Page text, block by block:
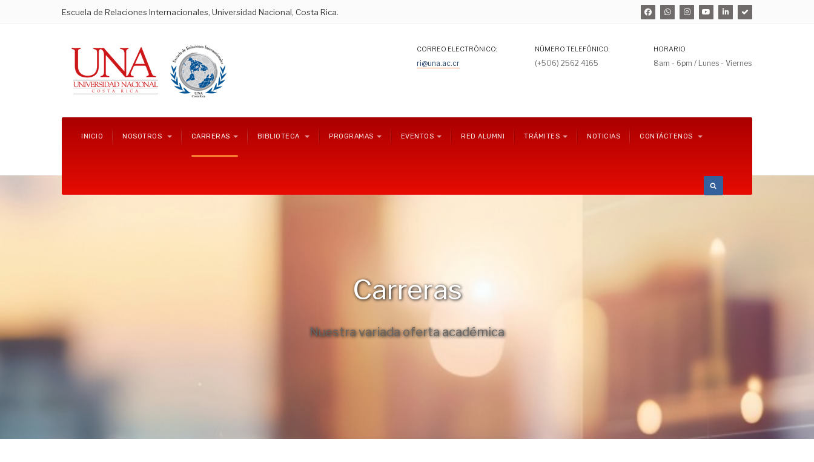
Escuela de Relaciones Internacionales, Universidad Nacional, Costa Rica.
CORREO ELECTRÓNICO:
ri@una.ac.cr
NÚMERO TELEFÓNICO:
(+506) 2562 4165
HORARIO
8am - 6pm / Lunes - Viernes
INICIO NOSOTROS CARRERAS BIBLIOTECA PROGRAMAS EVENTOS RED ALUMNI TRÁMITES NOTICIAS CONTÁCTENOS
Carreras
Nuestra variada oferta académica